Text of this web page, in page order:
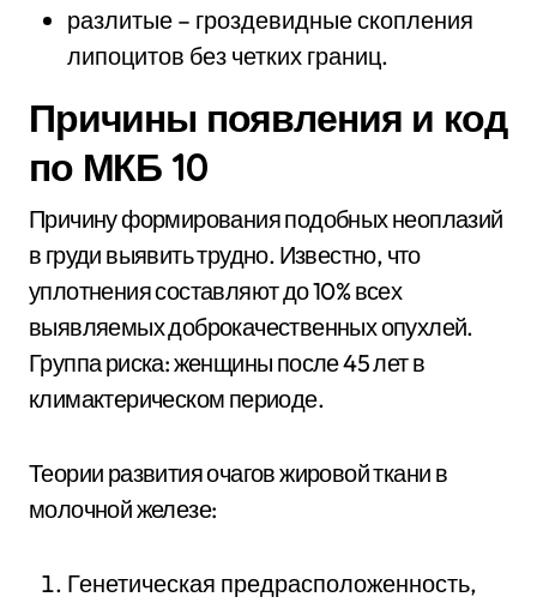
разлитые – гроздевидные скопления
липоцитов без четких границ.
Причины появления и код
по МКБ 10
Причину формирования подобных неоплазий
в груди выявить трудно. Известно, что
уплотнения составляют до 10% всех
выявляемых доброкачественных опухлей.
Группа риска: женщины после 45 лет в
климактерическом периоде.
Теории развития очагов жировой ткани в
молочной железе:
Генетическая предрасположенность,